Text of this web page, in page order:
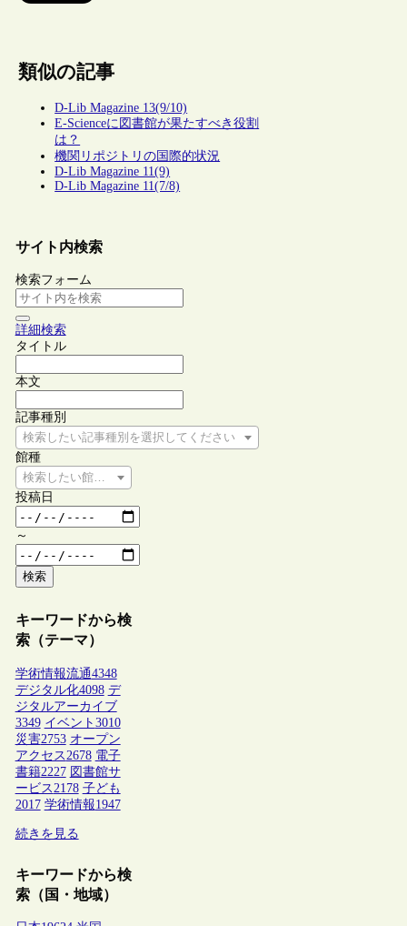
類似の記事
D-Lib Magazine 13(9/10)
E-Scienceに図書館が果たすべき役割
は？
機関リポジトリの国際的状況
D-Lib Magazine 11(9)
D-Lib Magazine 11(7/8)
サイト内検索
検索フォーム
詳細検索
タイトル
本文
記事種別
検索したい記事種別を選択してください
館種
検索したい館種を選択してください
投稿日
～
検索
キーワードから検
索（テーマ）
学術情報流通4348
デジタル化4098 デ
ジタルアーカイブ
3349 イベント 3010
災害2753 オープン
アクセス 2678 電子
書籍2227 図書館サ
ービス 2178 子ども
2017 学術情報1947
続きを見る
キーワードから検
索（国・地域）